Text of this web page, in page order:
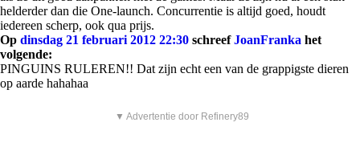
helderder dan die One-launch. Concurrentie is altijd goed, houdt
iedereen scherp, ook qua prijs.
Op dinsdag 21 februari 2012 22:30 schreefJoanFranka het
volgende:
PINGUINS RULEREN!! Dat zijn echt een van de grappigste dieren
op aarde hahahaa
▼ Advertentie door Refinery89